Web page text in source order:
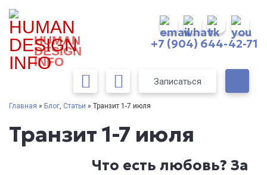
HUMAN
DESIGN
INFO
+7 (904) 644-42-71
Записаться
Главная » Блог, Статьи » Транзит 1-7 июля
Транзит 1-7 июля
Что есть любовь? За